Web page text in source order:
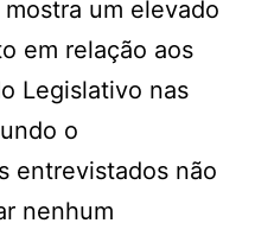
um elevado
em relação aos
Legislativo nas
o
entrevistados não
nenhum